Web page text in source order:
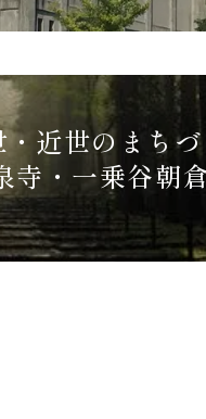
近世のまちづ
・一乗谷朝
もっと見